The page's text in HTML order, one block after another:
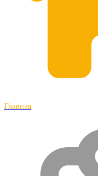
Главная